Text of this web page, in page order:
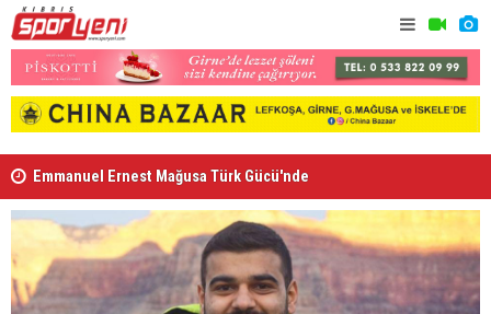
Emmanuel Ernest Mağusa Türk Gücü'nde